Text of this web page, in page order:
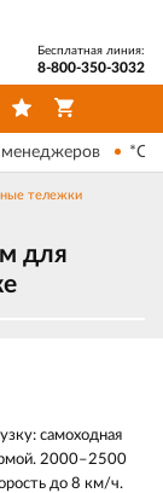
Бесплатная линия:
8-800-350-3032
менеджеров
тележки
для
самоходная
2000–2500
до 8 км/ч.